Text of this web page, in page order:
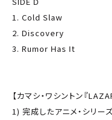
1. Cold Slaw
2. Discovery
3. Rumor Has It
【カマシ・ワシントン『
1) 完成したアニメ・シリー